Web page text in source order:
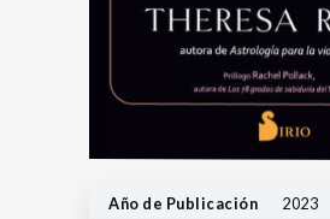
Año de Publicación 2023